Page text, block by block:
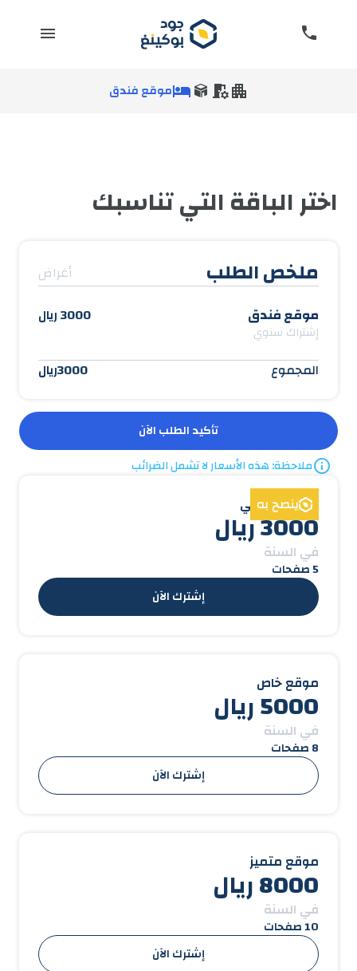
موقع فندق
اختر الباقة التي تناسبك
ملخص الطلب
أغراض
موقع فندق
إشتراك سنوي
3000 ريال
المجموع 3000ريال
تأكيد الطلب الآن
ملاحظة: هذه الأسعار لا تشمل الضرائب
موقع أساسي
3000 ريال
في السنة
5 صفحات
إشترك الآن
ينصح به
موقع خاص
5000 ريال
في السنة
8 صفحات
إشترك الآن
موقع متميز
8000 ريال
في السنة
10 صفحات
إشترك الآن